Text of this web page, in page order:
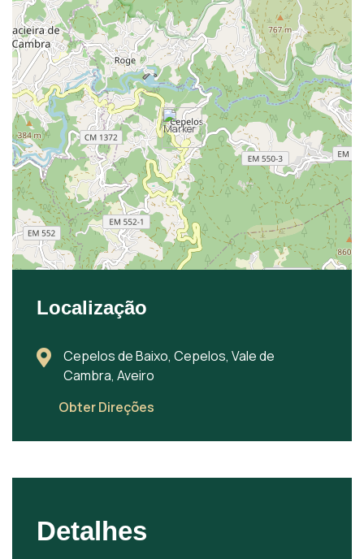
Localização
Cepelos de Baixo, Cepelos, Vale de
Cambra, Aveiro
Obter Direções
Detalhes